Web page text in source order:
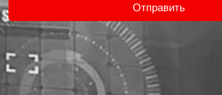
Отправить